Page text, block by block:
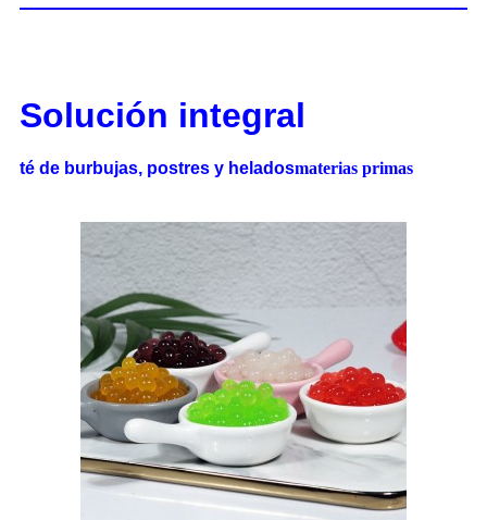
Solución integral
té de burbujas, postres y heladosmaterias primas